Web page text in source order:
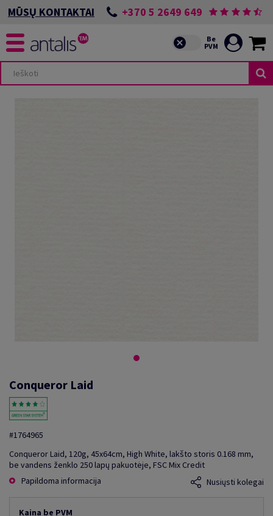
MŪSŲ KONTAKTAI +370 5 2649 649
Conqueror Laid
#1764965
Conqueror Laid, 120g, 45x64cm, High White, lakšto storis 0.168 mm,
be vandens ženklo 250 lapų pakuotėje, FSC Mix Credit
Papildoma informacija
Nusiųsti kolegai
Kaina be PVM